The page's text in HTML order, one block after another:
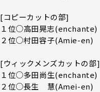
[コピーカットの部]
１位○高田晃志(enchante)
２位○村田容子(Amie-en)
[ウィックメンズカットの部]
１位○多田尚生(enchante)
２位○長生 慧(Amei-en)